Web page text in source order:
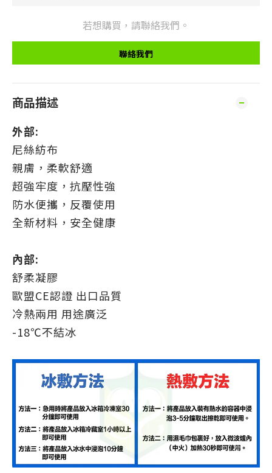
若想購買，請聯絡我們。
聯絡我們
商品描述
外部:
尼絲紡布
親膚，柔軟舒適
超強牢度，抗壓性強
防水便攜，反覆使用
全新材料，安全健康
內部:
舒柔凝膠
歐盟CE認證 出口品質
冷熱兩用 用途廣泛
-18℃不結冰